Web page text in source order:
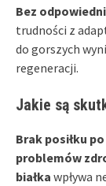
Bez
trudności z
do gorszych
regeneracji.
Jakie są
Brak posiłku
problemów
białka wpływa